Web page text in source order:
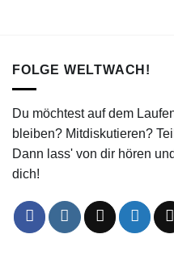
FOLGE WELTWACH!
Du möchtest auf dem
bleiben? Mitdiskutieren?
Dann lass' von dir hören
dich!